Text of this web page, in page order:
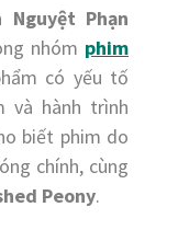
Nguyệt Phạn
nhóm phim
có yếu tố
và hành trình
biết phim do
chính, cùng
Peony.